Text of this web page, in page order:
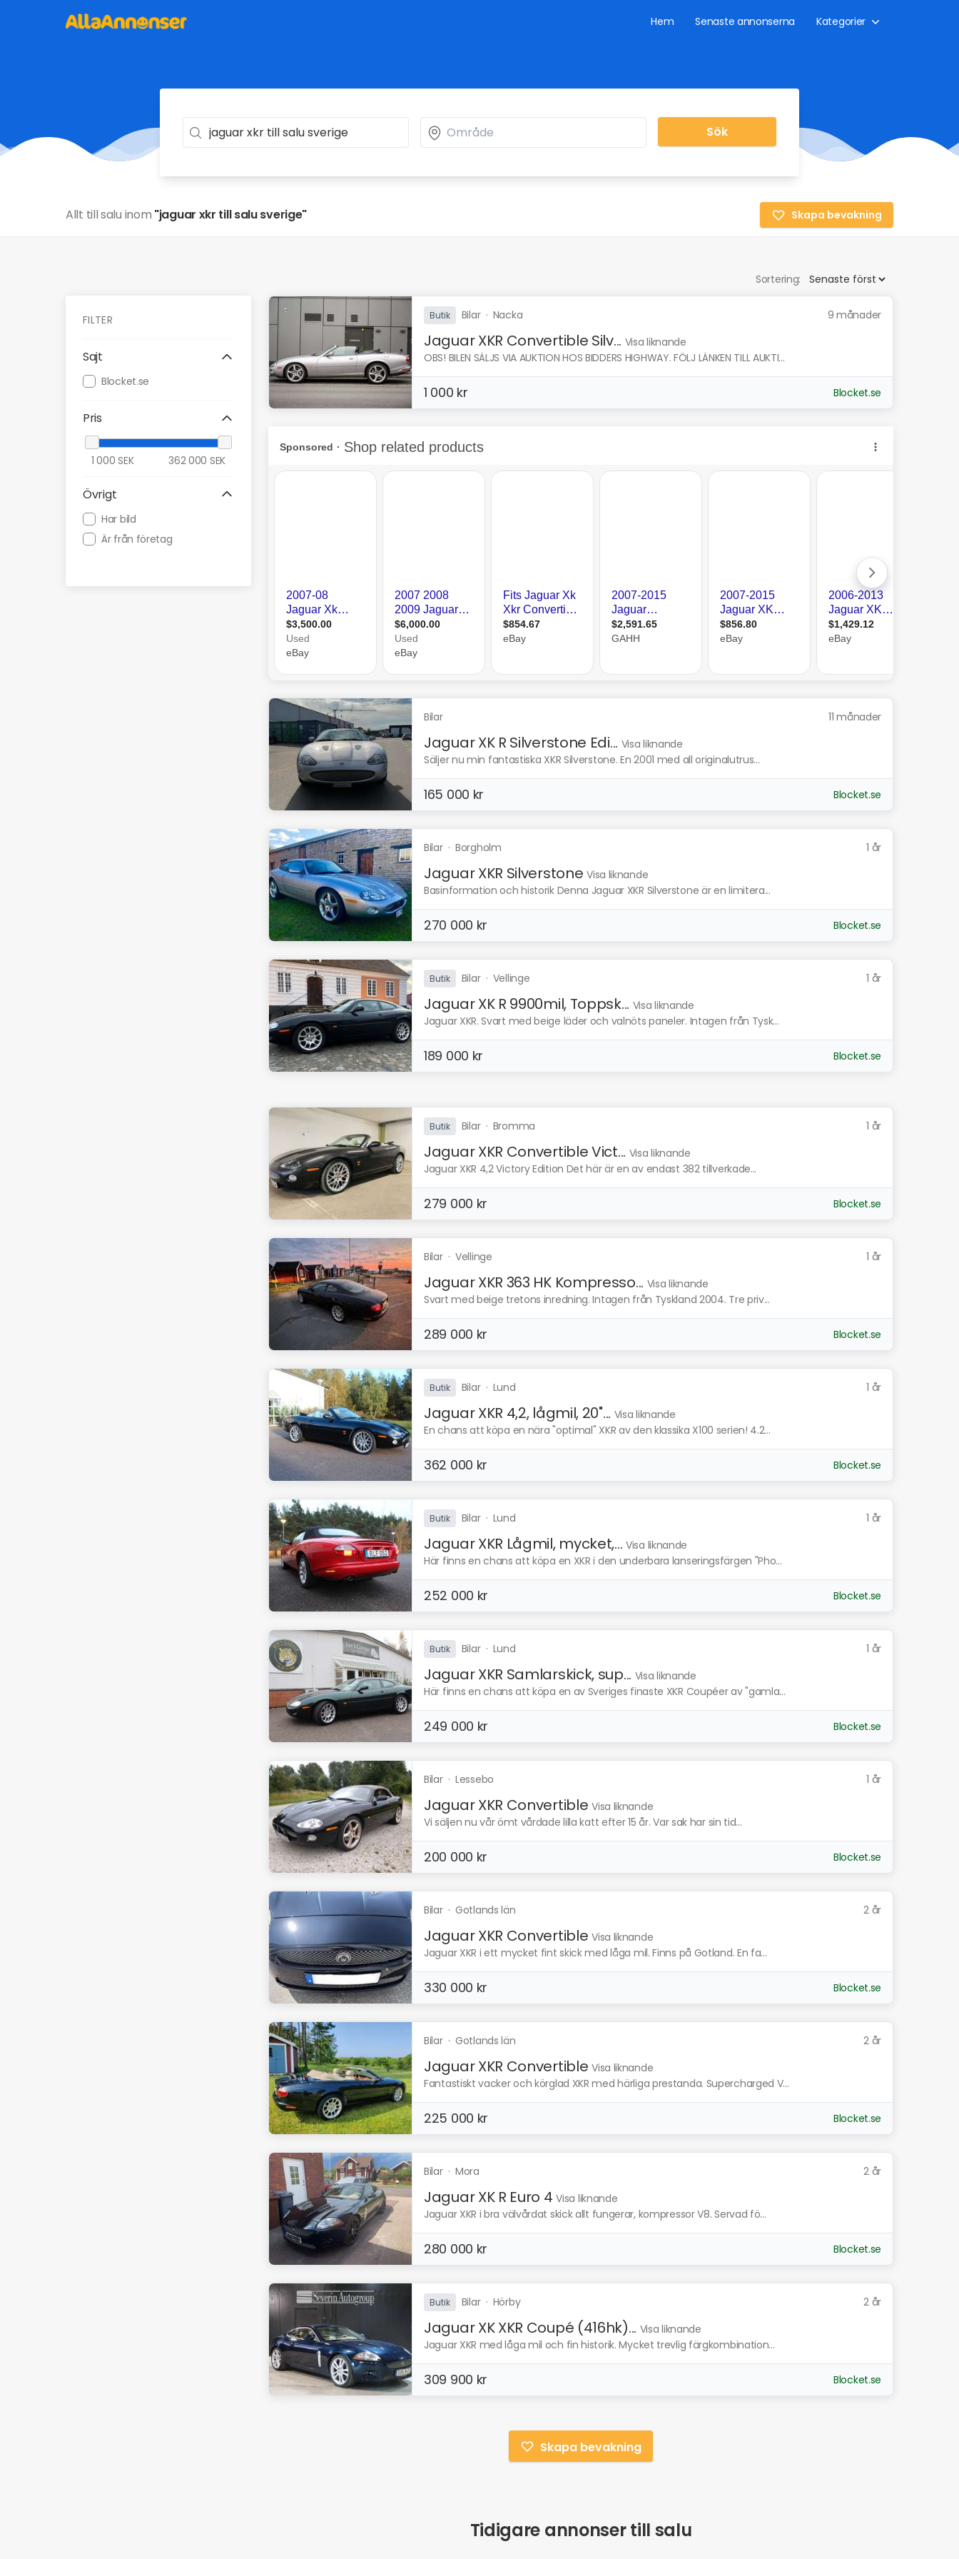
Hem Senaste annonserna Kategorier
Sök
Allt till salu inom "jaguar xkr till salu sverige" Skapa bevakning
Sortering:
FILTER
Sajt
Blocket.se
Pris
1 000 SEK 362 000 SEK
Övrigt
Har bild
Är från företag
Butik Bilar· Nacka 9 månader
Jaguar XKR Convertible Silv... Visa liknande
OBS! BILEN SÄLJS VIA AUKTION HOS BIDDERS HIGHWAY. FÖLJ LÄNKEN TILL AUKTI...
1 000 kr Blocket.se
Bilar 11 månader
Jaguar XK R Silverstone Edi... Visa liknande
Säljer nu min fantastiska XKR Silverstone. En 2001 med all originalutrus...
165 000 kr Blocket.se
Bilar· Borgholm 1 år
Jaguar XKR Silverstone Visa liknande
Basinformation och historik Denna Jaguar XKR Silverstone är en limitera...
270 000 kr Blocket.se
Butik Bilar· Vellinge 1 år
Jaguar XK R 9900mil, Toppsk... Visa liknande
Jaguar XKR. Svart med beige läder och valnöts paneler. Intagen från Tysk...
189 000 kr Blocket.se
Butik Bilar· Bromma 1 år
Jaguar XKR Convertible Vict... Visa liknande
Jaguar XKR 4,2 Victory Edition Det här är en av endast 382 tillverkade...
279 000 kr Blocket.se
Bilar· Vellinge 1 år
Jaguar XKR 363 HK Kompresso... Visa liknande
Svart med beige tretons inredning. Intagen från Tyskland 2004. Tre priv...
289 000 kr Blocket.se
Butik Bilar· Lund 1 år
Jaguar XKR 4,2, lågmil, 20"... Visa liknande
En chans att köpa en nära "optimal" XKR av den klassika X100 serien! 4.2...
362 000 kr Blocket.se
Butik Bilar· Lund 1 år
Jaguar XKR Lågmil, mycket,... Visa liknande
Här finns en chans att köpa en XKR i den underbara lanseringsfärgen "Pho...
252 000 kr Blocket.se
Butik Bilar· Lund 1 år
Jaguar XKR Samlarskick, sup... Visa liknande
Här finns en chans att köpa en av Sveriges finaste XKR Coupéer av "gamla...
249 000 kr Blocket.se
Bilar· Lessebo 1 år
Jaguar XKR Convertible Visa liknande
Vi säljen nu vår ömt vårdade lilla katt efter 15 år. Var sak har sin tid...
200 000 kr Blocket.se
Bilar· Gotlands län 2 år
Jaguar XKR Convertible Visa liknande
Jaguar XKR i ett mycket fint skick med låga mil. Finns på Gotland. En fa...
330 000 kr Blocket.se
Bilar· Gotlands län 2 år
Jaguar XKR Convertible Visa liknande
Fantastiskt vacker och körglad XKR med härliga prestanda. Supercharged V...
225 000 kr Blocket.se
Bilar· Mora 2 år
Jaguar XK R Euro 4 Visa liknande
Jaguar XKR i bra välvårdat skick allt fungerar, kompressor V8. Servad fö...
280 000 kr Blocket.se
Butik Bilar· Hörby 2 år
Jaguar XK XKR Coupé (416hk)... Visa liknande
Jaguar XKR med låga mil och fin historik. Mycket trevlig färgkombination...
309 900 kr Blocket.se
Skapa bevakning
Tidigare annonser till salu